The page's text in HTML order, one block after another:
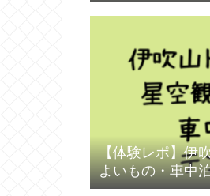
【体験レポ】伊
よいもの・車中